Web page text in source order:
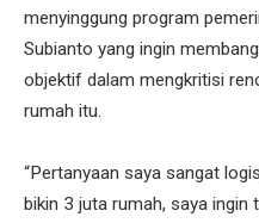
menyinggung program
Subianto yang ingin
objektif dalam mengkritisi
rumah itu.
“Pertanyaan saya sangat
bikin 3 juta rumah, saya ingin